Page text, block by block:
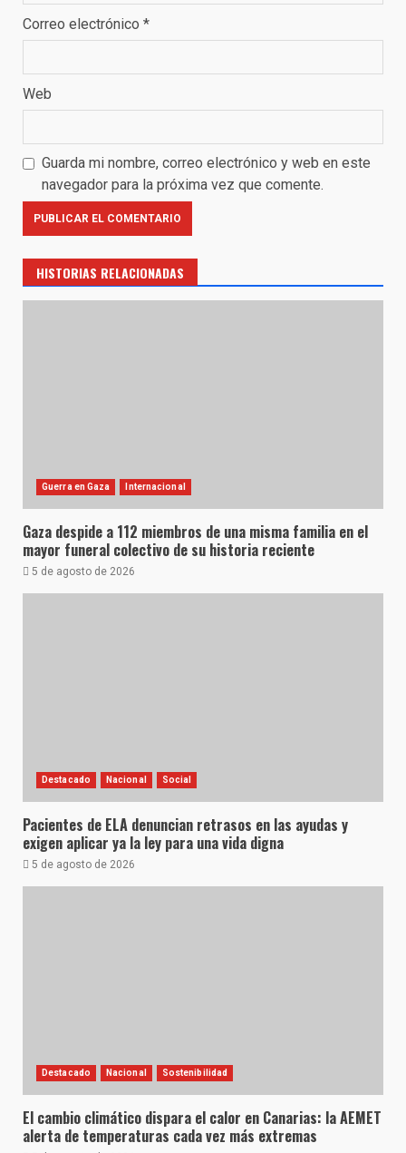
Correo electrónico *
Web
Guarda mi nombre, correo electrónico y web en este
navegador para la próxima vez que comente.
HISTORIAS RELACIONADAS
Guerra en Gaza Internacional
Gaza despide a 112 miembros de una misma familia en el
mayor funeral colectivo de su historia reciente
5 de agosto de 2026
Destacado Nacional Social
Pacientes de ELA denuncian retrasos en las ayudas y
exigen aplicar ya la ley para una vida digna
5 de agosto de 2026
Destacado Nacional Sostenibilidad
El cambio climático dispara el calor en Canarias: la AEMET
alerta de temperaturas cada vez más extremas